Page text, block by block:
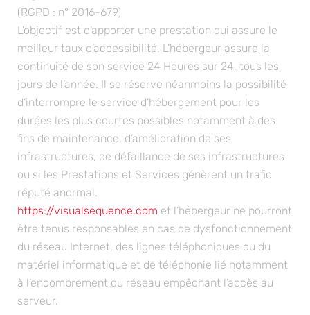
(RGPD : n° 2016-679)
L’objectif est d’apporter une prestation qui assure le
meilleur taux d’accessibilité. L’hébergeur assure la
continuité de son service 24 Heures sur 24, tous les
jours de l’année. Il se réserve néanmoins la possibilité
d’interrompre le service d’hébergement pour les
durées les plus courtes possibles notamment à des
fins de maintenance, d’amélioration de ses
infrastructures, de défaillance de ses infrastructures
ou si les Prestations et Services génèrent un trafic
réputé anormal.
https://visualsequence.com et l’hébergeur ne pourront
être tenus responsables en cas de dysfonctionnement
du réseau Internet, des lignes téléphoniques ou du
matériel informatique et de téléphonie lié notamment
à l’encombrement du réseau empêchant l’accès au
serveur.